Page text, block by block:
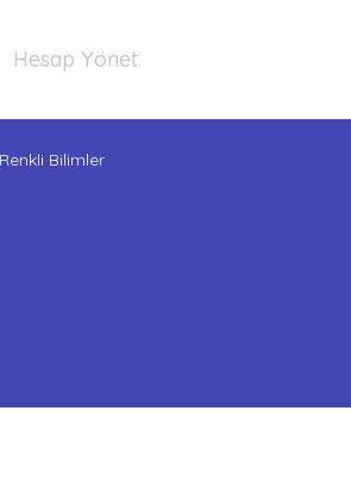
Hesap Yönet
Bilimler